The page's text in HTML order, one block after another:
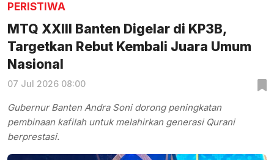
PERISTIWA
MTQ XXIII Banten Digelar di KP3B,
Targetkan Rebut Kembali Juara Umum
Nasional
07 Jul 2026 08:00
Gubernur Banten Andra Soni dorong peningkatan
pembinaan kafilah untuk melahirkan generasi Qurani
berprestasi.